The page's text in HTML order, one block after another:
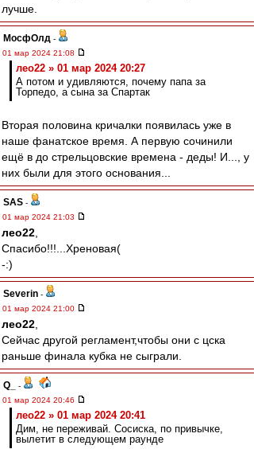
лучше.
МосфОлд -
01 мар 2024 21:08
лео22 » 01 мар 2024 20:27
А потом и удивляются, почему папа за
Торпедо, а сына за Спартак
Вторая половина кричалки появилась уже в
наше фанатское время. А первую сочинили
ещё в до стрельцовские времена - деды! И..., у
них были для этого основания...
SAS -
01 мар 2024 21:03
лео22
Спасибо!!!...Хреновая(
-:)
Severin -
01 мар 2024 21:00
лео22
Сейчас другой регламент,чтобы они с цска
раньше финала кубка не сыграли.
Q_
-
01 мар 2024 20:46
лео22 » 01 мар 2024 20:41
Дим, не переживай. Сосиска, по привычке,
вылетит в следующем раунде